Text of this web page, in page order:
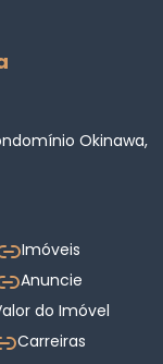
Okinawa,
Imóveis
Anuncie
do Imóvel
Carreiras